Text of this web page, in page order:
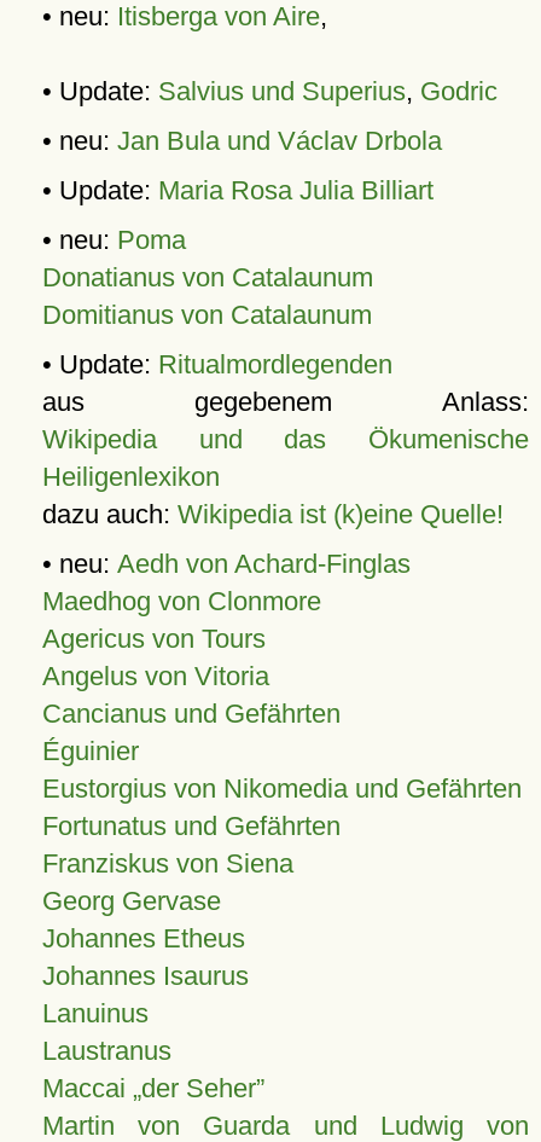
• neu: Itisberga von Aire,
• Update: Salvius und Superius, Godric
• neu: Jan Bula und Václav Drbola
• Update: Maria Rosa Julia Billiart
• neu: Poma
Donatianus von Catalaunum
Domitianus von Catalaunum
• Update: Ritualmordlegenden
aus gegebenem Anlass:
Wikipedia und das Ökumenische
Heiligenlexikon
dazu auch: Wikipedia ist (k)eine Quelle!
• neu: Aedh von Achard-Finglas
Maedhog von Clonmore
Agericus von Tours
Angelus von Vitoria
Cancianus und Gefährten
Éguinier
Eustorgius von Nikomedia und Gefährten
Fortunatus und Gefährten
Franziskus von Siena
Georg Gervase
Johannes Etheus
Johannes Isaurus
Lanuinus
Laustranus
Maccai „der Seher”
Martin von Guarda und Ludwig von